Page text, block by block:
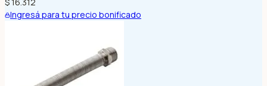
$ 16.312
Ingresá para tu precio bonificado